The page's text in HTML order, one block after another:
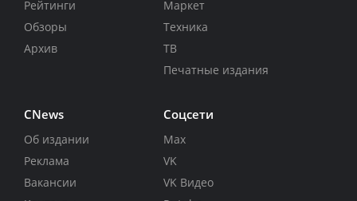
Рейтинги
Обзоры
Архив
Маркет
Техника
ТВ
Печатные издания
CNews
Об издании
Реклама
Вакансии
Соцсети
Max
VK
VK Видео